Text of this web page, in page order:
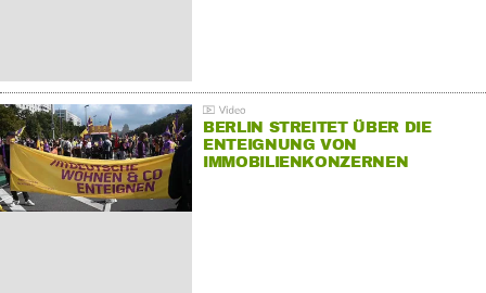
BERLIN STREITET ÜBER DIE
ENTEIGNUNG VON
IMMOBILIENKONZERNEN